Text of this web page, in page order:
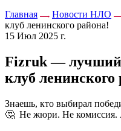
Главная
Новости НЛО
клуб ленинского района!
15 Июл 2025 г.
Fizruk — лучший
клуб ленинского
Знаешь, кто выбирал
🤔 Не жюри. Не комиссия.